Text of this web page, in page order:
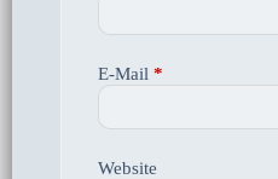
E-Mail *
Website